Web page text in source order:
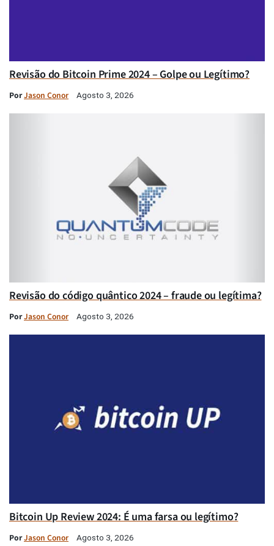
Revisão do Bitcoin Prime 2024 – Golpe ou Legítimo?
PorJason Conor Agosto 3, 2026
Revisão do código quântico 2024 – fraude ou legítima?
PorJason Conor Agosto 3, 2026
Bitcoin Up Review 2024: É uma farsa ou legítimo?
PorJason Conor Agosto 3, 2026